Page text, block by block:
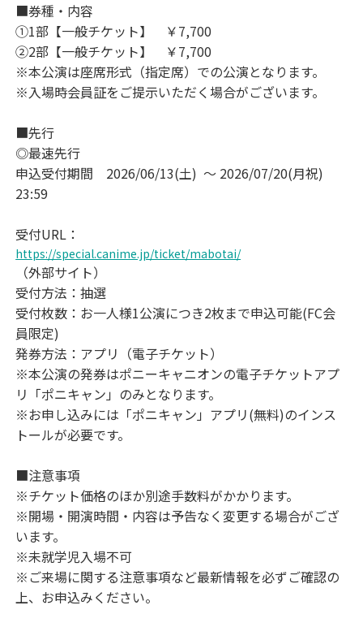
■券種・内容
①1部【一般チケット】 ￥7,700
②2部【一般チケット】 ￥7,700
※本公演は座席形式（指定席）での公演となります。
※入場時会員証をご提示いただく場合がございます。
■先行
◎最速先行
申込受付期間 2026/06/13(土) 〜 2026/07/20(月祝)
23:59
受付URL：
https://special.canime.jp/ticket/mabotai/
（外部サイト）
受付方法：抽選
受付枚数：お一人様1公演につき2枚まで申込可能(FC会
員限定)
発券方法：アプリ（電子チケット）
※本公演の発券はポニーキャニオンの電子チケットアプ
リ「ポニキャン」のみとなります。
※お申し込みには「ポニキャン」アプリ(無料)のインス
トールが必要です。
■注意事項
※チケット価格のほか別途手数料がかかります。
※開場・開演時間・内容は予告なく変更する場合がござ
います。
※未就学児入場不可
※ご来場に関する注意事項など最新情報を必ずご確認の
上、お申込みください。